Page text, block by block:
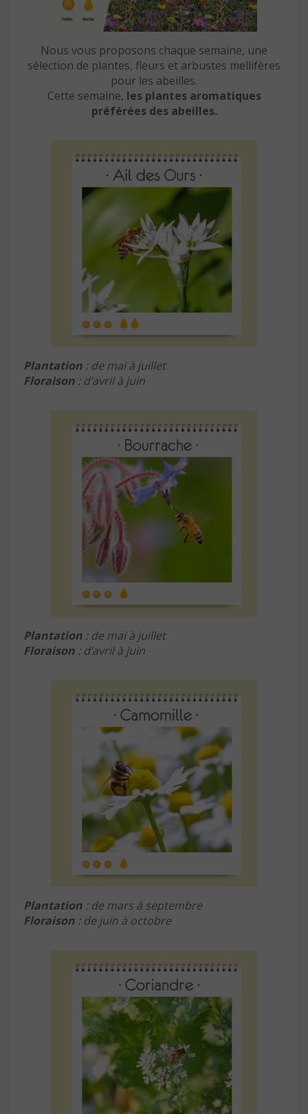
Nous vous proposons chaque semaine, une
sélection de plantes, fleurs et arbustes mellifères
pour les abeilles.
Cette semaine, les plantes aromatiques
préférées des abeilles.
Plantation : de mai à juillet
Floraison : d’avril à juin
Plantation : de mai à juillet
Floraison : d’avril à juin
Plantation : de mars à septembre
Floraison : de juin à octobre